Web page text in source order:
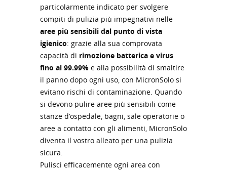
particolarmente indicato per svolgere
compiti di pulizia più impegnativi nelle
aree più sensibili dal punto di vista
igienico: grazie alla sua comprovata
capacità di rimozione batterica e virus
fino al 99.99% e alla possibilità di smaltire
il panno dopo ogni uso, con MicronSolo si
evitano rischi di contaminazione. Quando
si devono pulire aree più sensibili come
stanze d’ospedale, bagni, sale operatorie o
aree a contatto con gli alimenti, MicronSolo
diventa il vostro alleato per una pulizia
sicura.
Pulisci efficacemente ogni area con